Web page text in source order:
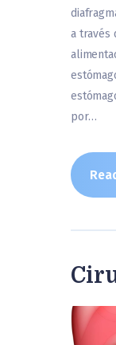
a través
por…